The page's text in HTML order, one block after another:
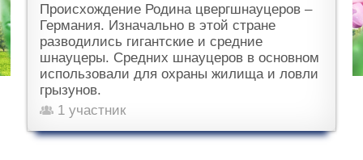
Происхождение Родина цвергшнауцеров –
Германия. Изначально в этой стране
разводились гигантские и средние
шнауцеры. Средних шнауцеров в основном
использовали для охраны жилища и ловли
грызунов.
1 участник